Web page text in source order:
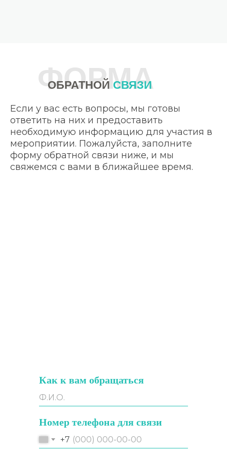
ФОРМА
ОБРАТНОЙ СВЯЗИ
Если у вас есть вопросы, мы готовы
ответить на них и предоставить
необходимую информацию для участия в
мероприятии. Пожалуйста, заполните
форму обратной связи ниже, и мы
свяжемся с вами в ближайшее время.
Как к вам обращаться
Номер телефона для связи
+7